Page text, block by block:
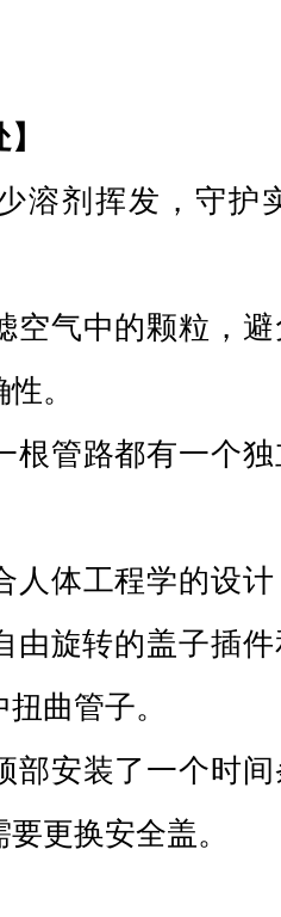
溶剂挥发，守护
空气中的颗粒，
。
根管路都有一个
人体工程学的设
由旋转的盖子插
扭曲管子。
部安装了一个时
更换安全盖。